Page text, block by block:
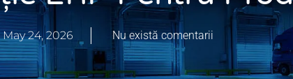
May 24, 2026 Nu există comentarii